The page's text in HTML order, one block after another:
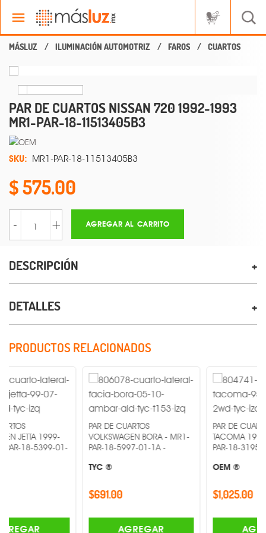
ILUMINACIÓN AUTOMOTRIZ FAROS CUARTOS
PAR DE CUARTOS NISSAN 720 1992-1993
MR1-PAR-18-11513405B3
SKU: MR1-PAR-18-11513405B3
575.00
- + AGREGAR AL CARRITO
DESCRIPCIÓN
DETALLES
PRODUCTOS RELACIONADOS
1999-
01-
PAR DE CUARTOS
VOLKSWAGEN BORA - MR1-
PAR-18-5997-01-1A -
AGREGAR
PAR DE CUARTOS TOYOTA
TACOMA 1995-1996
PAR-18-3195-36-1A -
$1,025.00
AGREGAR